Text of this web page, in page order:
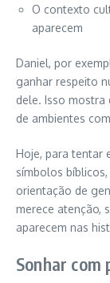
O contexto
aparecem
Daniel, por
ganhar respeito
dele. Isso mostra
de ambientes
Hoje, para tentar
símbolos
orientação de
merece atenção,
aparecem nas
Sonhar